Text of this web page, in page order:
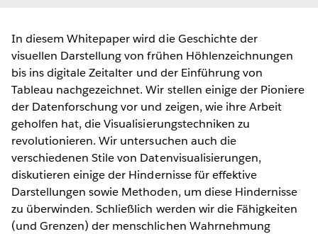
In diesem Whitepaper wird die Geschichte der
visuellen Darstellung von frühen Höhlenzeichnungen
bis ins digitale Zeitalter und der Einführung von
Tableau nachgezeichnet. Wir stellen einige der Pioniere
der Datenforschung vor und zeigen, wie ihre Arbeit
geholfen hat, die Visualisierungstechniken zu
revolutionieren. Wir untersuchen auch die
verschiedenen Stile von Datenvisualisierungen,
diskutieren einige der Hindernisse für effektive
Darstellungen sowie Methoden, um diese Hindernisse
zu überwinden. Schließlich werden wir die Fähigkeiten
(und Grenzen) der menschlichen Wahrnehmung